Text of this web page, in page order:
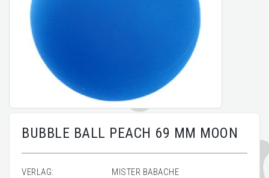
BUBBLE BALL PEACH 69 MM MOON
VERLAG:
MISTER BABACHE